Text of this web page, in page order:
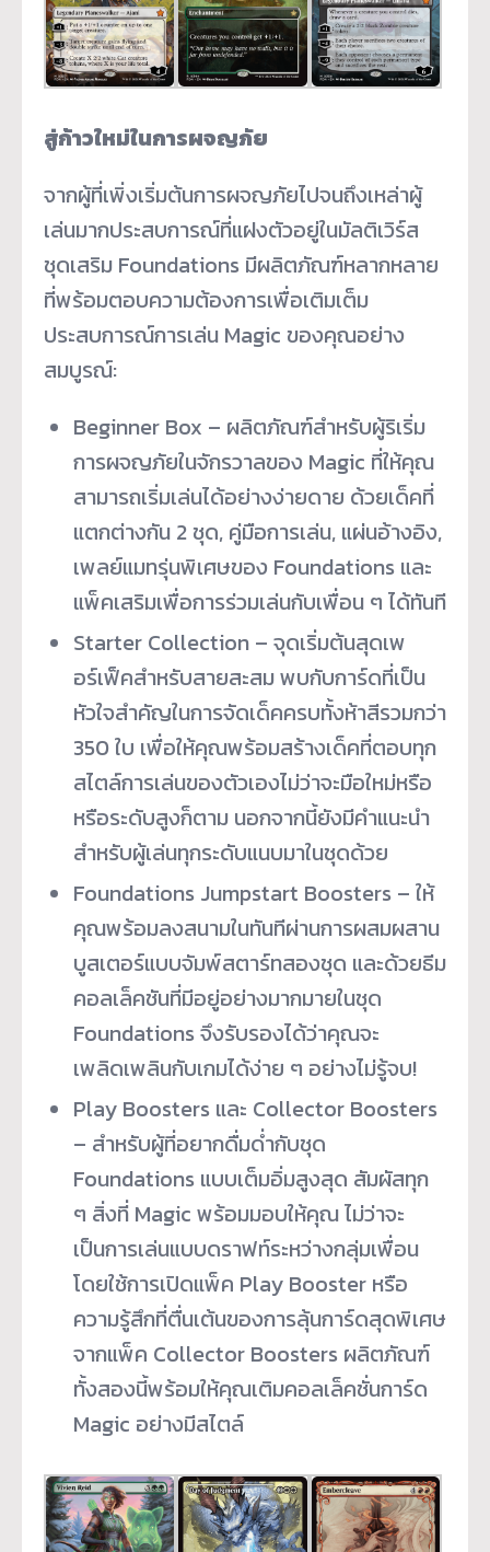
สู่ก้าวใหม่ในการผจญภัย
จากผู้ที่เพิ่งเริ่มต้นการผจญภัยไปจนถึงเหล่าผู้
เล่นมากประสบการณ์ที่แฝงตัวอยู่ในมัลติเวิร์ส
ชุดเสริม Foundations มีผลิตภัณฑ์หลากหลาย
ที่พร้อมตอบความต้องการเพื่อเติมเต็ม
ประสบการณ์การเล่น Magic ของคุณอย่าง
สมบูรณ์:
Beginner Box – ผลิตภัณฑ์สำหรับผู้ริเริ่ม
การผจญภัยในจักรวาลของ Magic ที่ให้คุณ
สามารถเริ่มเล่นได้อย่างง่ายดาย ด้วยเด็คที่
แตกต่างกัน 2 ชุด, คู่มือการเล่น, แผ่นอ้างอิง,
เพลย์แมทรุ่นพิเศษของ Foundations และ
แพ็คเสริมเพื่อการร่วมเล่นกับเพื่อน ๆ ได้ทันที
Starter Collection – จุดเริ่มต้นสุดเพ
อร์เฟ็คสำหรับสายสะสม พบกับการ์ดที่เป็น
หัวใจสำคัญในการจัดเด็คครบทั้งห้าสีรวมกว่า
350 ใบ เพื่อให้คุณพร้อมสร้างเด็คที่ตอบทุก
สไตล์การเล่นของตัวเองไม่ว่าจะมือใหม่หรือ
หรือระดับสูงก็ตาม นอกจากนี้ยังมีคำแนะนำ
สำหรับผู้เล่นทุกระดับแนบมาในชุดด้วย
Foundations Jumpstart Boosters – ให้
คุณพร้อมลงสนามในทันทีผ่านการผสมผสาน
บูสเตอร์แบบจัมพ์สตาร์ทสองชุด และด้วยธีม
คอลเล็คชันที่มีอยู่อย่างมากมายในชุด
Foundations จึงรับรองได้ว่าคุณจะ
เพลิดเพลินกับเกมได้ง่าย ๆ อย่างไม่รู้จบ!
Play Boosters และ Collector Boosters
– สำหรับผู้ที่อยากดื่มด่ำกับชุด
Foundations แบบเต็มอิ่มสูงสุด สัมผัสทุก
ๆ สิ่งที่ Magic พร้อมมอบให้คุณ ไม่ว่าจะ
เป็นการเล่นแบบดราฟท์ระหว่างกลุ่มเพื่อน
โดยใช้การเปิดแพ็ค Play Booster หรือ
ความรู้สึกที่ตื่นเต้นของการลุ้นการ์ดสุดพิเศษ
จากแพ็ค Collector Boosters ผลิตภัณฑ์
ทั้งสองนี้พร้อมให้คุณเติมคอลเล็คชั่นการ์ด
Magic อย่างมีสไตล์